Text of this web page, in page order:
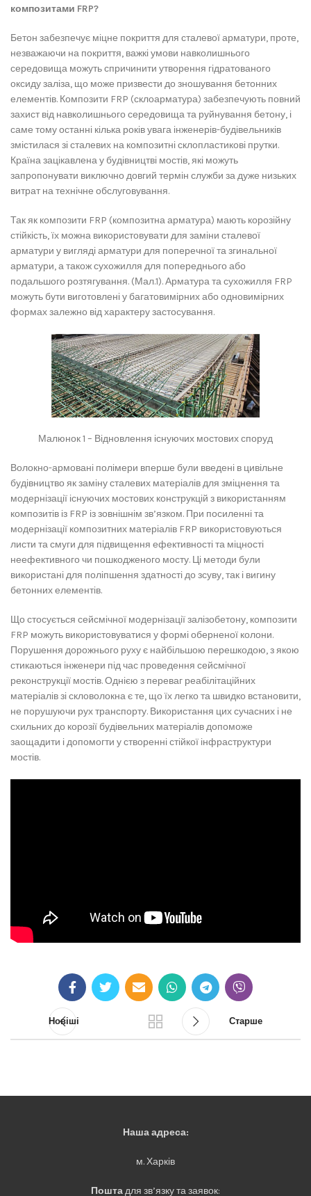
композитами FRP?
Бетон забезпечує міцне покриття для сталевої арматури, проте,
незважаючи на покриття, важкі умови навколишнього
середовища можуть спричинити утворення гідратованого
оксиду заліза, що може призвести до зношування бетонних
елементів. Композити FRP (склоарматура) забезпечують повний
захист від навколишнього середовища та руйнування бетону, і
саме тому останні кілька років увага інженерів-будівельників
змістилася зі сталевих на композитні склопластикові прутки.
Країна зацікавлена ​​у будівництві мостів, які можуть
запропонувати виключно довгий термін служби за дуже низьких
витрат на технічне обслуговування.
Так як композити FRP (композитна арматура) мають корозійну
стійкість, їх можна використовувати для заміни сталевої
арматури у вигляді арматури для поперечної та згинальної
арматури, а також сухожилля для попереднього або
подальшого розтягування. (Мал.1). Арматура та сухожилля FRP
можуть бути виготовлені у багатовимірних або одновимірних
формах залежно від характеру застосування.
Малюнок 1 – Відновлення існуючих мостових споруд
Волокно-армовані полімери вперше були введені в цивільне
будівництво як заміну сталевих матеріалів для зміцнення та
модернізації існуючих мостових конструкцій з використанням
композитів із FRP із зовнішнім зв’язком. При посиленні та
модернізації композитних матеріалів FRP використовуються
листи та смуги для підвищення ефективності та міцності
неефективного чи пошкодженого мосту. Ці методи були
використані для поліпшення здатності до зсуву, так і вигину
бетонних елементів.
Що стосується сейсмічної модернізації залізобетону, композити
FRP можуть використовуватися у формі оберненої колони.
Порушення дорожнього руху є найбільшою перешкодою, з якою
стикаються інженери під час проведення сейсмічної
реконструкції мостів. Однією з переваг реабілітаційних
матеріалів зі скловолокна є те, що їх легко та швидко встановити,
не порушуючи рух транспорту. Використання цих сучасних і не
схильних до корозії будівельних матеріалів допоможе
заощадити і допомогти у створенні стійкої інфраструктури
мостів.
Новіші Старше
Наша адреса:
м. Харків
Поштадля зв’язку та заявок: